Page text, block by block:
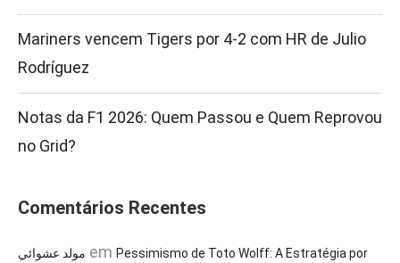
Mariners vencem Tigers por 4-2 com HR de Julio
Rodríguez
Notas da F1 2026: Quem Passou e Quem Reprovou
no Grid?
Comentários Recentes
مولد عشوائي em Pessimismo de Toto Wolff: A Estratégia por